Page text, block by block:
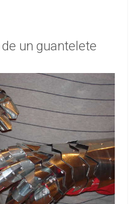
un guantelete